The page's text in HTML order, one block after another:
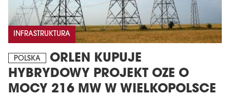
INFRASTRUKTURA
POLSKA
ORLEN KUPUJE
HYBRYDOWY PROJEKT OZE O
MOCY 216 MW W WIELKOPOLSCE